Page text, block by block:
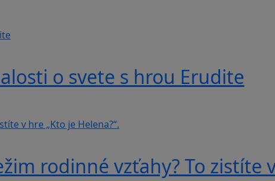
o svete s hrou Erudite
rodinné vzťahy? To zistíte